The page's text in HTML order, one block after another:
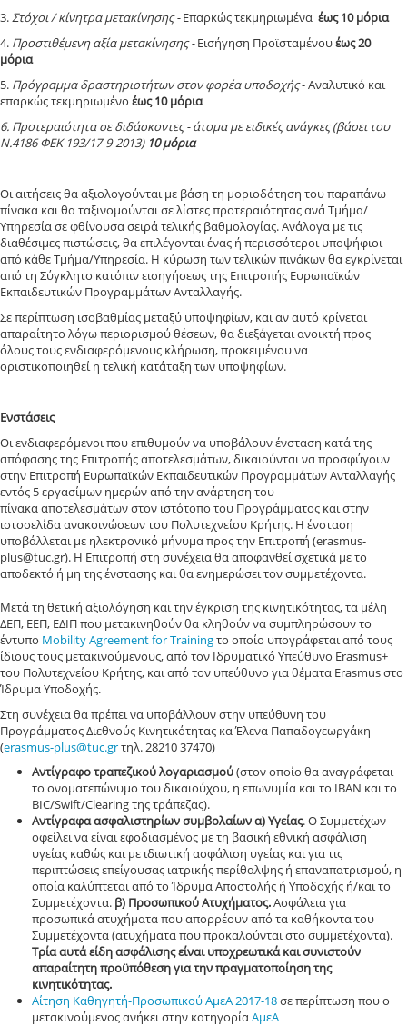
3.Στόχοι / κίνητρα μετακίνησης -Επαρκώς τεκμηριωμένα έως 10 μόρια
4. Προστιθέμενη αξία μετακίνησης -Εισήγηση Προϊσταμένουέως 20
μόρια
5. Πρόγραμμα δραστηριοτήτων στον φορέα υποδοχής- Αναλυτικό και
επαρκώς τεκμηριωμένο έως 10 μόρια
6. Προτεραιότητα σε διδάσκοντες - άτομα με ειδικές ανάγκες (βάσει του
Ν.4186 ΦΕΚ 193/17-9-2013) 10 μόρια
Οι αιτήσεις θα αξιολογούνται με βάση τη μοριοδότηση του παραπάνω
πίνακα και θα ταξινομούνται σε λίστες προτεραιότητας ανά Τμήμα/
Υπηρεσία σε φθίνουσα σειρά τελικής βαθμολογίας. Ανάλογα με τις
διαθέσιμες πιστώσεις, θα επιλέγονται ένας ή περισσότεροι υποψήφιοι
από κάθε Τμήμα/Υπηρεσία. Η κύρωση των τελικών πινάκων θα εγκρίνεται
από τη Σύγκλητο κατόπιν εισηγήσεως της Επιτροπής Ευρωπαϊκών
Εκπαιδευτικών Προγραμμάτων Ανταλλαγής.
Σε περίπτωση ισοβαθμίας μεταξύ υποψηφίων, και αν αυτό κρίνεται
απαραίτητο λόγω περιορισμού θέσεων, θα διεξάγεται ανοικτή προς
όλους τους ενδιαφερόμενους κλήρωση, προκειμένου να
οριστικοποιηθεί η τελική κατάταξη των υποψηφίων.
Ενστάσεις
Οι ενδιαφερόμενοι που επιθυμούν να υποβάλουν ένσταση κατά της
απόφασης της Επιτροπής αποτελεσμάτων, δικαιούνται να προσφύγουν
στην Επιτροπή Ευρωπαϊκών Εκπαιδευτικών Προγραμμάτων Ανταλλαγής
εντός 5 εργασίμων ημερών από την ανάρτηση του
πίνακα αποτελεσμάτων στον ιστότοπο του Προγράμματος και στην
ιστοσελίδα ανακοινώσεων του Πολυτεχνείου Κρήτης. Η ένσταση
υποβάλλεται με ηλεκτρονικό μήνυμα προς την Επιτροπή (erasmus-
plus@tuc.gr). Η Επιτροπή στη συνέχεια θα αποφανθεί σχετικά με το
αποδεκτό ή μη της ένστασης και θα ενημερώσει τον συμμετέχοντα.
Μετά τη θετική αξιολόγηση και την έγκριση της κινητικότητας, τα μέλη
ΔΕΠ, ΕΕΠ, ΕΔΙΠ που μετακινηθούν θα κληθούν να συμπληρώσουν το
έντυπο Mobility Agreement for Trainingτο οποίο υπογράφεται από τους
ίδιους τους μετακινούμενους, από τον Ιδρυματικό Υπεύθυνο Erasmus+
του Πολυτεχνείου Κρήτης, και από τον υπεύθυνο για θέματα Erasmus στο
Ίδρυμα Υποδοχής.
Στη συνέχεια θα πρέπει να υποβάλλουν στην υπεύθυνη του
Προγράμματος Διεθνούς Κινητικότητας κα Έλενα Παπαδογεωργάκη
(erasmus-plus@tuc.grτηλ. 28210 37470)
Αντίγραφο τραπεζικού λογαριασμού(στον οποίο θα αναγράφεται
το ονοματεπώνυμο του δικαιούχου, η επωνυμία και το ΙΒΑΝ και το
BIC/Swift/Clearing της τράπεζας).
Αντίγραφα ασφαλιστηρίων συμβολαίωνα)Υγείας. Ο Συμμετέχων
οφείλει να είναι εφοδιασμένος με τη βασική εθνική ασφάλιση
υγείας καθώς και με ιδιωτική ασφάλιση υγείας και για τις
περιπτώσεις επείγουσας ιατρικής περίθαλψης ή επαναπατρισμού, η
οποία καλύπτεται από το Ίδρυμα Αποστολής ή Υποδοχής ή/και το
Συμμετέχοντα. β) Προσωπικού Ατυχήματος.Ασφάλεια για
προσωπικά ατυχήματα που απορρέουν από τα καθήκοντα του
Συμμετέχοντα (ατυχήματα που προκαλούνται στο συμμετέχοντα).
Τρία αυτά είδη ασφάλισης είναι υποχρεωτικά και συνιστούν
απαραίτητη προϋπόθεση για την πραγματοποίηση της
κινητικότητας.
Αίτηση Καθηγητή-Προσωπικού ΑμεΑ 2017-18σε περίπτωση που ο
μετακινούμενος ανήκει στην κατηγορίαΑμεΑ